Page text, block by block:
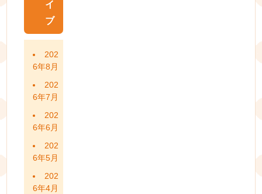
イ
ブ
202
6年8月
202
6年7月
202
6年6月
202
6年5月
202
6年4月